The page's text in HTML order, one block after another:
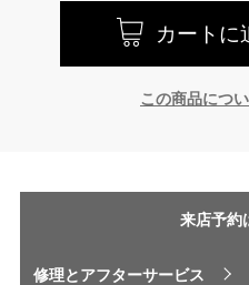
この商品につ
来店予約
修理とアフターサービス